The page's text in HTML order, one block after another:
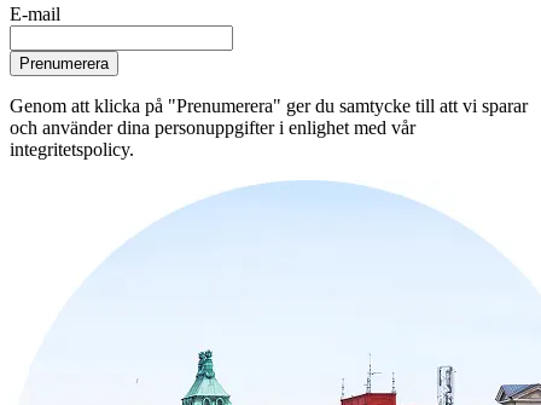
E-mail
Prenumerera
Genom att klicka på "Prenumerera" ger du samtycke till att vi sparar
och använder dina personuppgifter i enlighet med vår
integritetspolicy.